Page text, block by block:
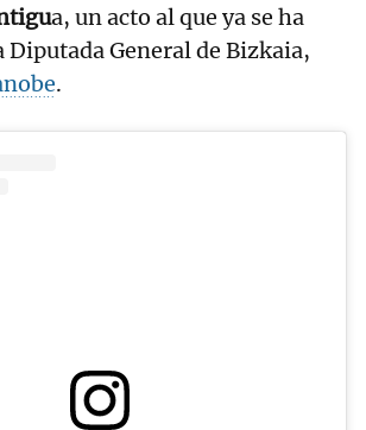
a, un acto al que ya se ha
Diputada General de Bizkaia,
.